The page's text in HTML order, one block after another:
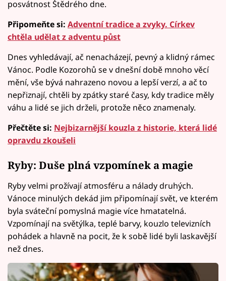
posvátnost Štědrého dne.
Připomeňte si: Adventní tradice a zvyky. Církev
chtěla udělat z adventu půst
Dnes vyhledávají, ač nenacházejí, pevný a klidný rámec
Vánoc. Podle Kozorohů se v dnešní době mnoho věcí
mění, vše bývá nahrazeno novou a lepší verzí, a ač to
nepřiznají, chtěli by zpátky staré časy, kdy tradice měly
váhu a lidé se jich drželi, protože něco znamenaly.
Přečtěte si: Nejbizarnější kouzla z historie, která lidé
opravdu zkoušeli
Ryby: Duše plná vzpomínek a magie
Ryby velmi prožívají atmosféru a nálady druhých.
Vánoce minulých dekád jim připomínají svět, ve kterém
byla sváteční pomyslná magie více hmatatelná.
Vzpomínají na světýlka, teplé barvy, kouzlo televizních
pohádek a hlavně na pocit, že k sobě lidé byli laskavější
než dnes.